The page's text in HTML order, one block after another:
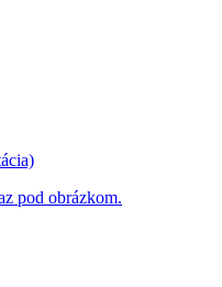
pod obrázkom.